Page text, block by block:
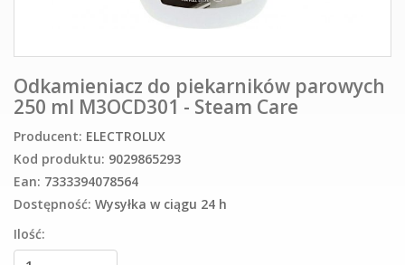
Odkamieniacz do piekarników parowych
250 ml M3OCD301 - Steam Care
Producent: ELECTROLUX
Kod produktu: 9029865293
Ean: 7333394078564
Dostępność: Wysyłka w ciągu 24 h
Ilość: